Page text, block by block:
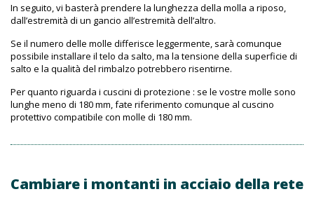
In seguito, vi basterà prendere la lunghezza della molla a riposo,
dall’estremità di un gancio all’estremità dell’altro.
Se il numero delle molle differisce leggermente, sarà comunque
possibile installare il telo da salto, ma la tensione della superficie di
salto e la qualità del rimbalzo potrebbero risentirne.
Per quanto riguarda i cuscini di protezione : se le vostre molle sono
lunghe meno di 180 mm, fate riferimento comunque al cuscino
protettivo compatibile con molle di 180 mm.
Cambiare i montanti in acciaio della rete